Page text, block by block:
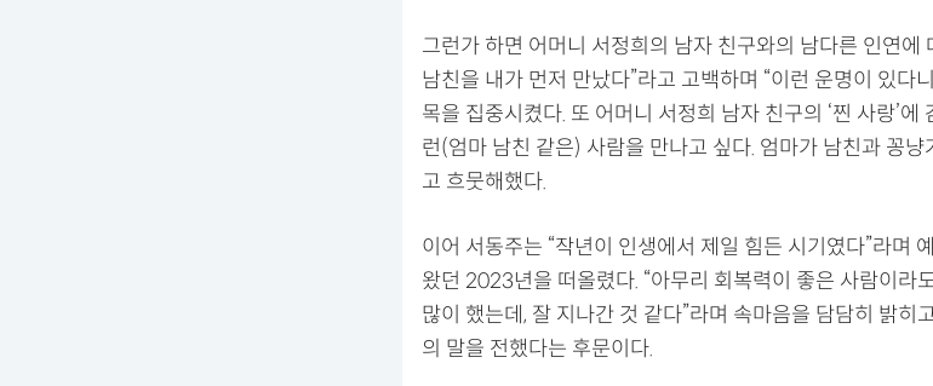
그런가 하면 어머니 서정희의 남자 친구와의 남다른 인연에
남친을 내가 먼저 만났다”라고 고백하며 “이런 운명이 있다
목을 집중시켰다. 또 어머니 서정희 남자 친구의 ‘찐 사랑’에
런(엄마 남친 같은) 사람을 만나고 싶다. 엄마가 남친과 꽁
고 흐뭇해했다.
이어 서동주는 “작년이 인생에서 제일 힘든 시기였다”라며
왔던 2023년을 떠올렸다. “아무리 회복력이 좋은 사람이라
많이 했는데, 잘 지나간 것 같다”라며 속마음을 담담히 밝히
의 말을 전했다는 후문이다.